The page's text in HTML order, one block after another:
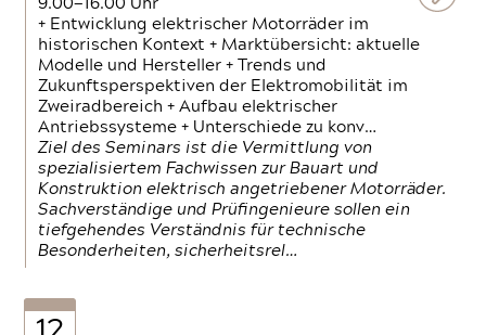
9.00—16.00 Uhr
+ Entwicklung elektrischer Motorräder im
historischen Kontext + Marktübersicht: aktuelle
Modelle und Hersteller + Trends und
Zukunftsperspektiven der Elektromobilität im
Zweiradbereich + Aufbau elektrischer
Antriebssysteme + Unterschiede zu konv…
Ziel des Seminars ist die Vermittlung von
spezialisiertem Fachwissen zur Bauart und
Konstruktion elektrisch angetriebener Motorräder.
Sachverständige und Prüfingenieure sollen ein
tiefgehendes Verständnis für technische
Besonderheiten, sicherheitsrel…